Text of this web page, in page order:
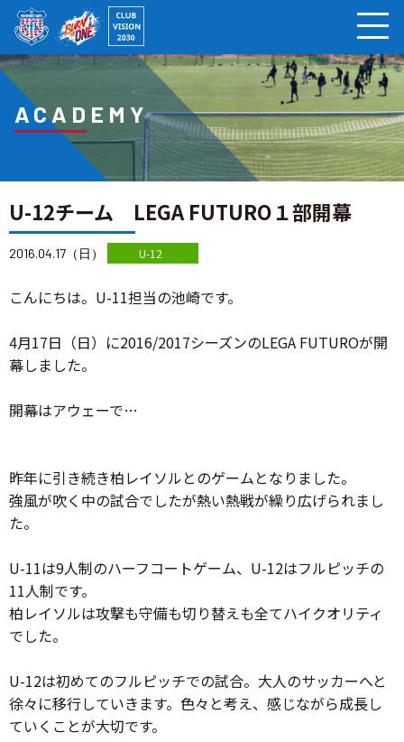
ACADEMY
U-12チーム LEGA FUTURO１部開幕
2016.04.17（日） U-12
こんにちは。U-11担当の池崎です。
4月17日（日）に2016/2017シーズンのLEGA FUTUROが開
幕しました。
開幕はアウェーで…
昨年に引き続き柏レイソルとのゲームとなりました。
強風が吹く中の試合でしたが熱い熱戦が繰り広げられまし
た。
U-11は9人制のハーフコートゲーム、U-12はフルピッチの
11人制です。
柏レイソルは攻撃も守備も切り替えも全てハイクオリティ
でした。
U-12は初めてのフルピッチでの試合。大人のサッカーへと
徐々に移行していきます。色々と考え、感じながら成長し
ていくことが大切です。